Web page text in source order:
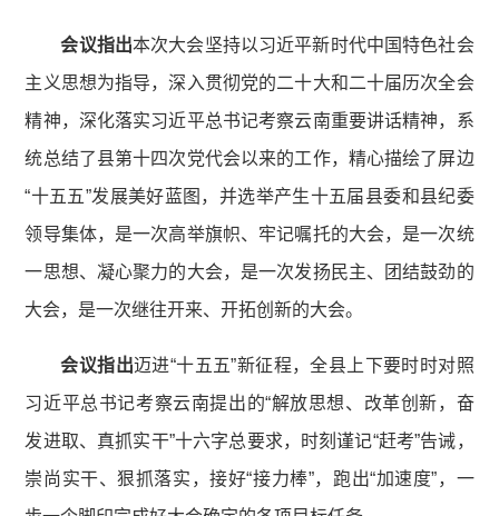
会议指出本次大会坚持以习近平新时代中国特色社会
主义思想为指导，深入贯彻党的二十大和二十届历次全会
精神，深化落实习近平总书记考察云南重要讲话精神，系
统总结了县第十四次党代会以来的工作，精心描绘了屏边
“十五五”发展美好蓝图，并选举产生十五届县委和县纪委
领导集体，是一次高举旗帜、牢记嘱托的大会，是一次统
一思想、凝心聚力的大会，是一次发扬民主、团结鼓劲的
大会，是一次继往开来、开拓创新的大会。
会议指出迈进“十五五”新征程，全县上下要时时对照
习近平总书记考察云南提出的“解放思想、改革创新，奋
发进取、真抓实干”十六字总要求，时刻谨记“赶考”告诫，
崇尚实干、狠抓落实，接好“接力棒”，跑出“加速度”，一